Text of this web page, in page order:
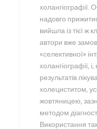
холангіографії.
надовго
вийшла із тієї ж
автори вже
«селективної»
холангіографії,
результатів
холециститом,
жовтяницею,
методом
Використання